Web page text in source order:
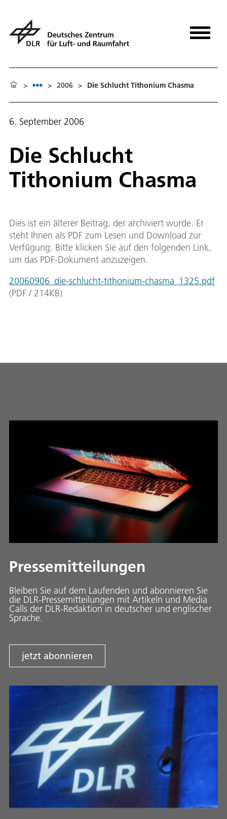
> > 2006 > Die Schlucht Tithonium Chasma
6. September 2006
Die Schlucht
Tithonium Chasma
Dies ist ein älterer Beitrag, der archiviert wurde. Er
steht Ihnen als PDF zum Lesen und Download zur
Verfügung. Bitte klicken Sie auf den folgenden Link,
um das PDF-Dokument anzuzeigen.
20060906_die-schlucht-tithonium-chasma_1325.pdf
(PDF / 214KB)
Pressemitteilungen
Bleiben Sie auf dem Laufenden und abonnieren Sie
die DLR-Pressemitteilungen mit Artikeln und Media
Calls der DLR-Redaktion in deutscher und englischer
Sprache.
jetzt abonnieren